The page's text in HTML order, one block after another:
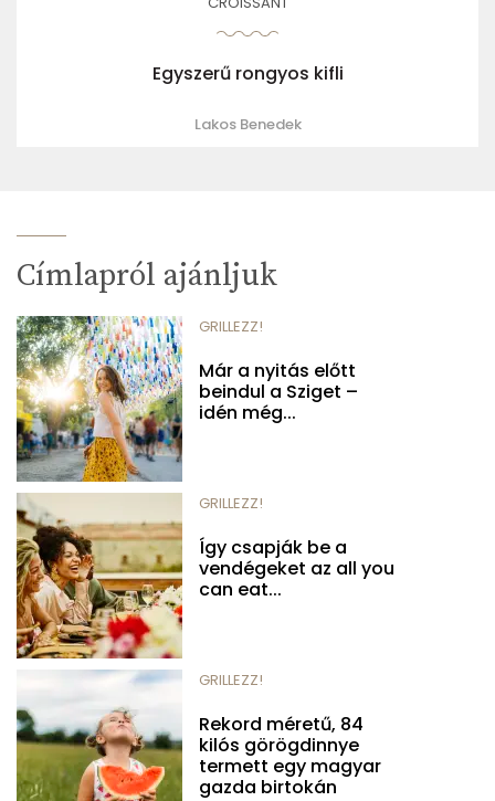
Egyszerű rongyos kifli
Lakos Benedek
Címlapról ajánljuk
GRILLEZZ!
Már a nyitás előtt
beindul a Sziget –
idén még...
GRILLEZZ!
Így csapják be a
vendégeket az all you
can eat...
GRILLEZZ!
Rekord méretű, 84
kilós görögdinnye
termett egy magyar
gazda birtokán